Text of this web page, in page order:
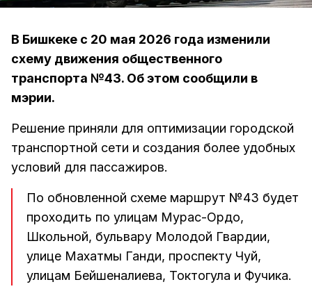
В Бишкеке с 20 мая 2026 года изменили
схему движения общественного
транспорта №43. Об этом сообщили в
мэрии.
Решение приняли для оптимизации городской
транспортной сети и создания более удобных
условий для пассажиров.
По обновленной схеме маршрут №43 будет
проходить по улицам Мурас-Ордо,
Школьной, бульвару Молодой Гвардии,
улице Махатмы Ганди, проспекту Чуй,
улицам Бейшеналиева, Токтогула и Фучика.